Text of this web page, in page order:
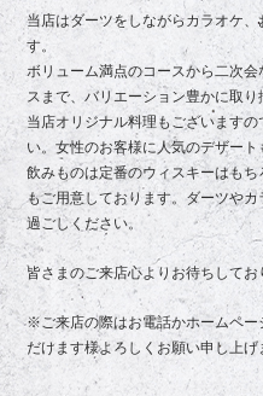
当店はダーツをしながらカラオケ
す。
ボリューム満点のコースから二次
スまで、バリエーション豊かに取り
当店オリジナル料理もございます
い。女性のお客様に人気のデザート
飲みものは定番のウィスキーはも
もご用意しております。ダーツや
過ごしください。
皆さまのご来店心よりお待ちしてお
※ご来店の際はお電話かホームペ
だけます様よろしくお願い申し上げ